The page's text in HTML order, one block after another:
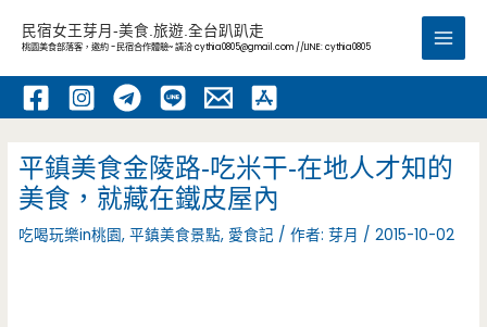
內
民宿女王芽月-美食.旅遊.全台趴趴走
桃園美食部落客，邀約 -民宿合作體驗~ 請洽cythia0805@gmail.com //LINE: cythia0805
Main
平鎮美食金陵路-吃米干-在地人才知的
美食，就藏在鐵皮屋內
吃喝玩樂in桃園,平鎮美食景點, 愛食記 / 作者:芽月 /2015-10-02